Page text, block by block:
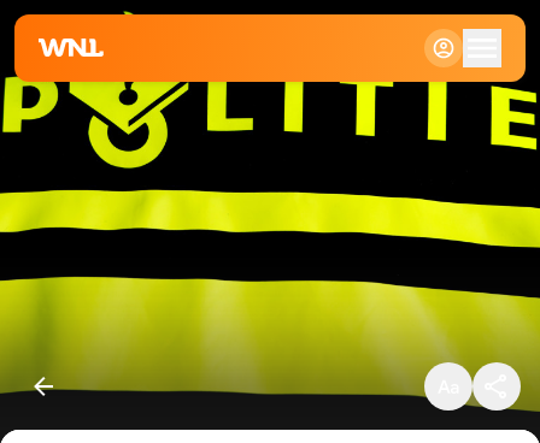
Klein
Standaard